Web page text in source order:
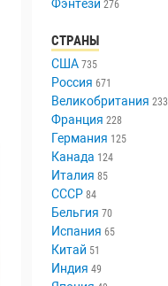
Ужасы 336
Фэнтези
СТРАНЫ
США 735
Россия 671
Великобритания
Франция 228
Германия
Канада
Италия 85
СССР 84
Бельгия
Испания